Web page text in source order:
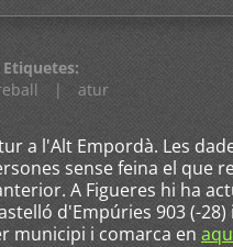
Etiquetes:
| atur
a l'Alt Empordà. Les
sense feina el que
A Figueres hi ha
d'Empúries 903 (-
municipi i comarca en